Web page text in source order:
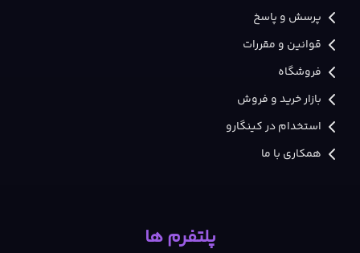
پرسش و پاسخ
قوانین و مقررات
فروشگاه
بازار خرید و فروش
استخدام در کینگارو
همکاری با ما
پلتفرم ها